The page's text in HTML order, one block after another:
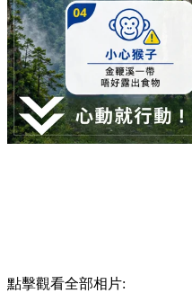
點擊觀看全部相片: